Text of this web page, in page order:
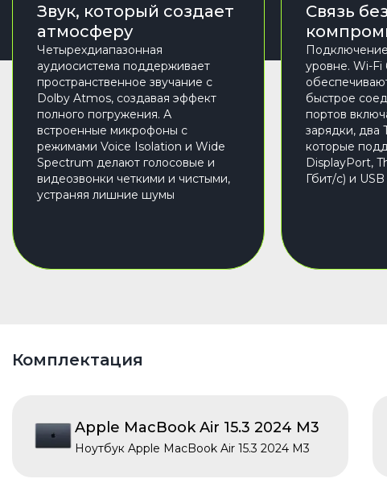
Звук, который создает
атмосферу
Четырехдиапазонная
аудиосистема поддерживает
пространственное звучание с
Dolby Atmos, создавая эффект
полного погружения. А
встроенные микрофоны с
режимами Voice Isolation и Wide
Spectrum делают голосовые и
видеозвонки четкими и чистыми,
устраняя лишние шумы
Связь без
уровне. Wi-Fi
быстрое
портов
зарядки, два
которые
DisplayPort,
Гбит/с) и
Комплектация
Apple MacBook Air 15.3 2024 M3
Ноутбук Apple MacBook Air 15.3 2024 M3